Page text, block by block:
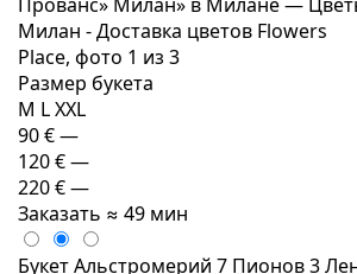
Размер букета
M LXXL
90 €—
120 €—
220 €—
Заказать ≈ 49 мин
Букет Альстромерий 7 Пионов 3